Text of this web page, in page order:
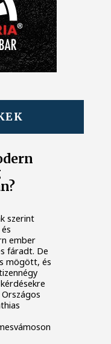
szerint
ember
fáradt. De
mögött, és